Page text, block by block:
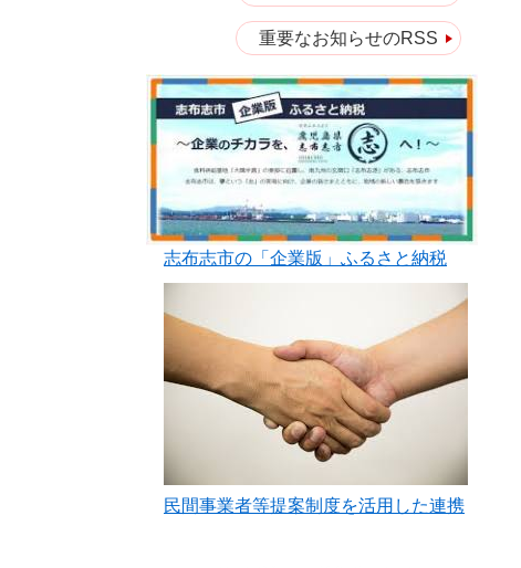
重要なお知らせのRSS
志布志市の「企業版」ふるさと納税
民間事業者等提案制度を活用した連携